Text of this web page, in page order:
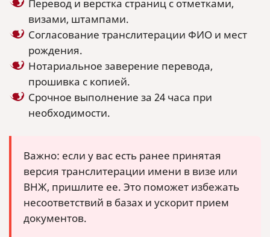
Перевод и верстка страниц с отметками,
визами, штампами.
Согласование транслитерации ФИО и мест
рождения.
Нотариальное заверение перевода,
прошивка с копией.
Срочное выполнение за 24 часа при
необходимости.
Важно: если у вас есть ранее принятая
версия транслитерации имени в визе или
ВНЖ, пришлите ее. Это поможет избежать
несоответствий в базах и ускорит прием
документов.